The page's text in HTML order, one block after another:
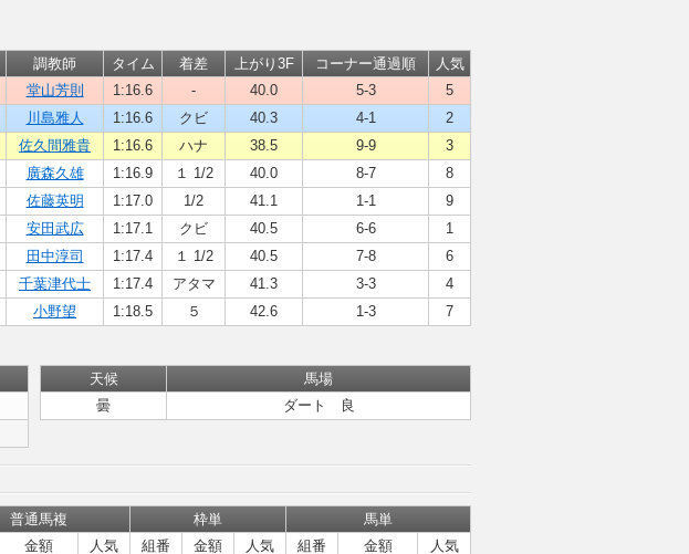
調教師 タイム 着差 上がり3F コーナー通過順
人気
堂山芳則 1:16.6 - 40.0 5-3
5
川島雅人 1:16.6 クビ 40.3 4-1
2
佐久間雅貴 1:16.6 ハナ 38.5 9-9
3
廣森久雄 1:16.9 １ 1/2 40.0 8-7
8
佐藤英明 1:17.0 1/2 41.1 1-1
9
安田武広 1:17.1 クビ 40.5 6-6
1
田中淳司 1:17.4 １ 1/2 40.5 7-8
6
千葉津代士 1:17.4 アタマ 41.3 3-3
4
小野望 1:18.5 ５ 42.6 1-3 7
天候
馬場
曇
ダート 良
普通馬複 枠単
馬単
金額 人気 組番 金額 人気 組番 金額
人気